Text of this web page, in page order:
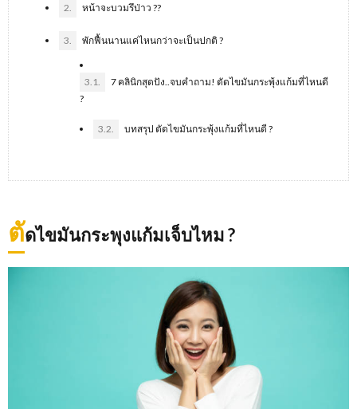
2. หน้าจะบวมรึป่าว ??
3. พักฟื้นนานแค่ไหนกว่าจะเป็นปกติ ?
3.1.
7 คลินิกสุดปัง..จบคำถาม! ตัดไขมันกระพุ้งแก้มที่ไหนดี
?
3.2. บทสรุป ตัดไขมันกระพุ้งแก้มที่ไหนดี ?
ตัดไขมันกระพุงแก้มเจ็บไหม ?